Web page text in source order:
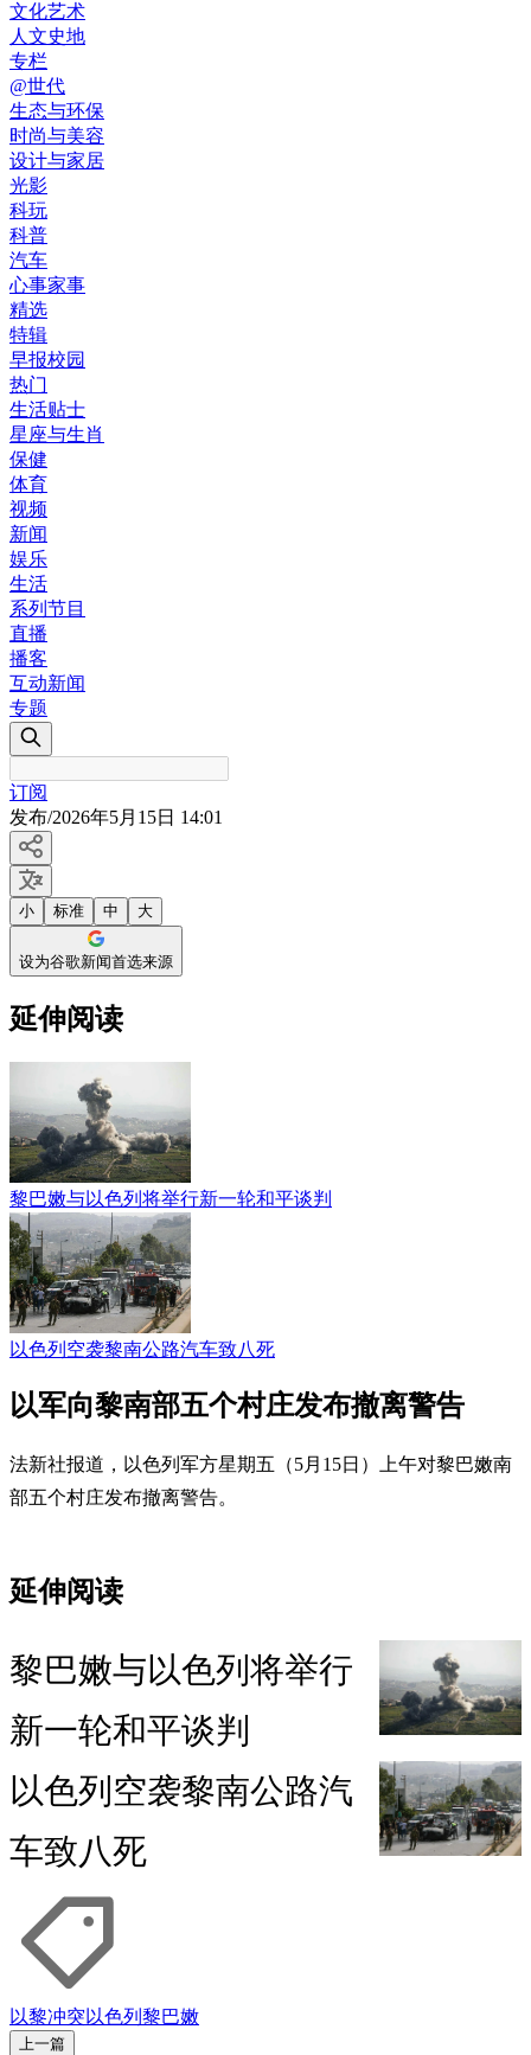
文化艺术
人文史地
专栏
@世代
生态与环保
时尚与美容
设计与家居
光影
科玩
科普
汽车
心事家事
精选
特辑
早报校园
热门
生活贴士
星座与生肖
保健
体育
视频
新闻
娱乐
生活
系列节目
直播
播客
互动新闻
专题
订阅
发布/2026年5月15日 14:01
小 标准 中 大
设为谷歌新闻首选来源
延伸阅读
黎巴嫩与以色列将举行新一轮和平谈判
以色列空袭黎南公路汽车致八死
以军向黎南部五个村庄发布撤离警告
法新社报道，以色列军方星期五（5月15日）上午对黎巴嫩南
部五个村庄发布撤离警告。
延伸阅读
黎巴嫩与以色列将举行
新一轮和平谈判
以色列空袭黎南公路汽
车致八死
以黎冲突以色列 黎巴嫩
上一篇